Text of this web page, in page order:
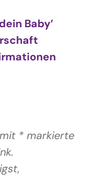
Baby’
* markierte